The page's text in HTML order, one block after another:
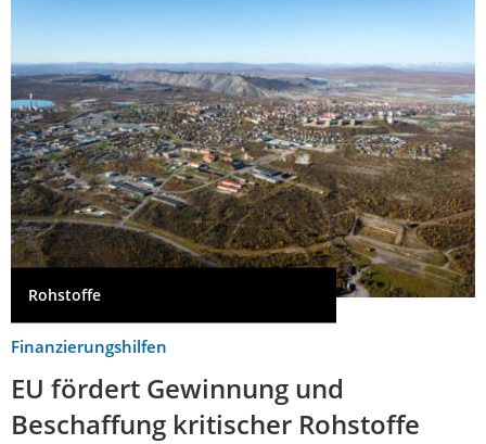
Rohstoffe
Finanzierungshilfen
EU fördert Gewinnung und
Beschaffung kritischer Rohstoffe